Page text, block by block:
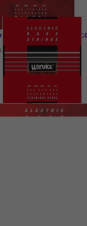
Red Label
húr